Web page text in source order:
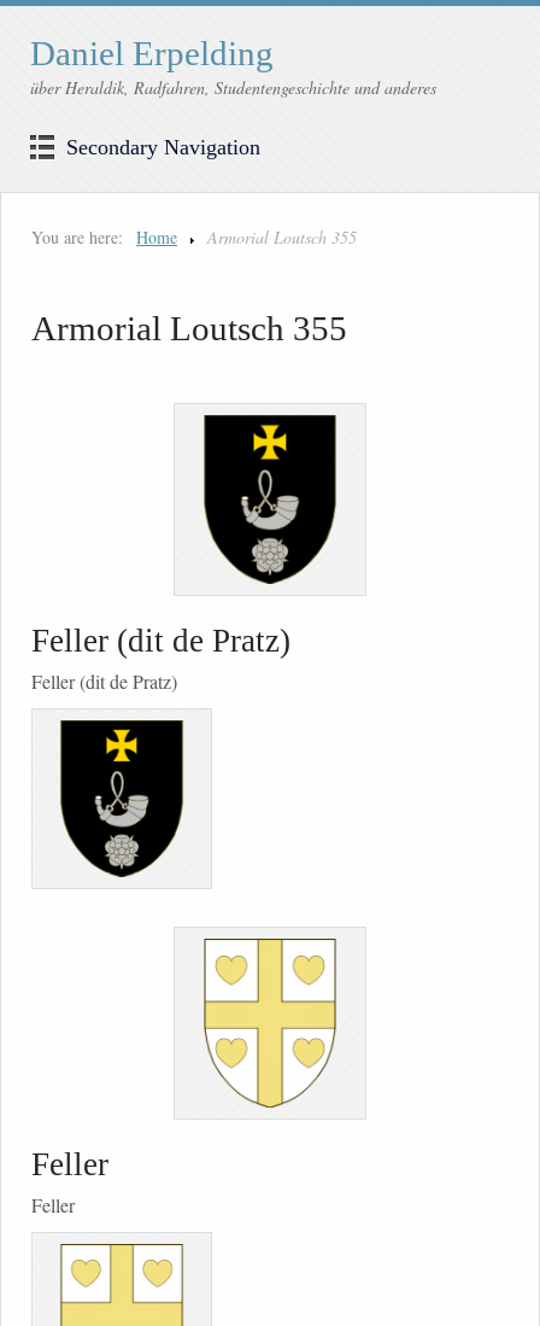
Daniel Erpelding
über Heraldik, Radfahren, Studentengeschichte und anderes
Secondary Navigation
You are here: Home Armorial Loutsch 355
Armorial Loutsch 355
Feller (dit de Pratz)
Feller (dit de Pratz)
Feller
Feller